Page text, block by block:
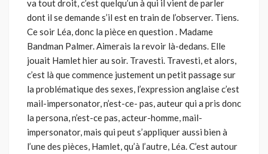
va tout droit, c’est quelqu’un à qui il vient de parler
dont il se demande s’il est en train de l’observer. Tiens.
Ce soir Léa, donc la pièce en question . Madame
Bandman Palmer. Aimerais la revoir là-dedans. Elle
jouait Hamlet hier au soir. Travesti. Travesti, et alors,
c’est là que commence justement un petit passage sur
la problématique des sexes, l’expression anglaise c’est
mail-impersonator, n’est-ce- pas, auteur qui a pris donc
la persona, n’est-ce pas, acteur-homme, mail-
impersonator, mais qui peut s’appliquer aussi bien à
l’une des pièces, Hamlet, qu’à l’autre, Léa. C’est autour